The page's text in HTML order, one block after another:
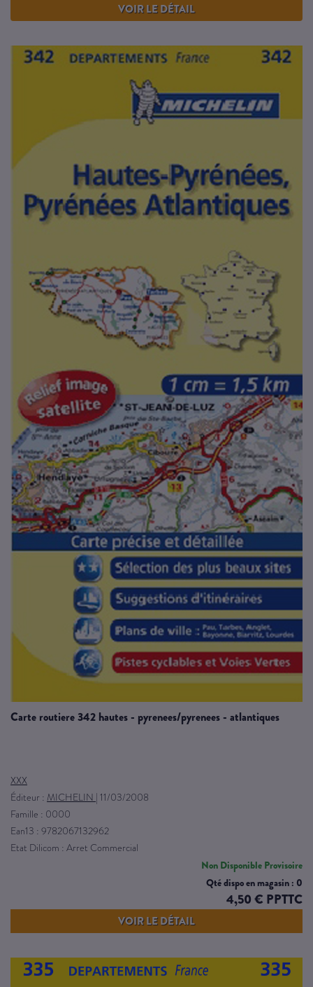
VOIR LE DÉTAIL
carte routiere 342 hautes - pyrenees/pyrenees - atlantiques
XXX
Éditeur : MICHELIN | 11/03/2008
Famille : 0000
Ean13 : 9782067132962
Etat Dilicom : Arret Commercial
Non Disponible Provisoire
Qté dispo en magasin : 0
4,50 € PPTTC
VOIR LE DÉTAIL